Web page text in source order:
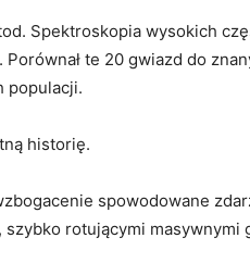
Spektroskopia wysokich
te 20 gwiazd do
populacji.
historię.
spowodowane
rotującymi masywnymi